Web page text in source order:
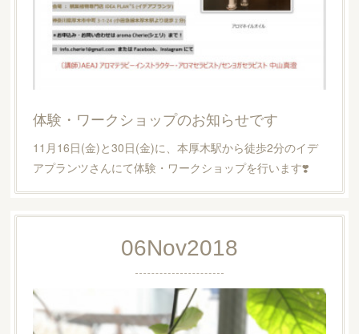
体験・ワークショップのお知らせです
11月16日(金)と30日(金)に、本厚木駅から徒歩2分のイデ
アプランツさんにて体験・ワークショップを行います❣️
06Nov2018